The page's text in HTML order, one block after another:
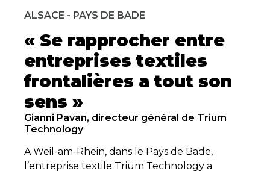
ALSACE - PAYS DE BADE
« Se rapprocher entre
entreprises textiles
frontalières a tout son
sens »
Gianni Pavan, directeur général de Trium
Technology
A Weil-am-Rhein, dans le Pays de Bade,
l’entreprise textile Trium Technology a